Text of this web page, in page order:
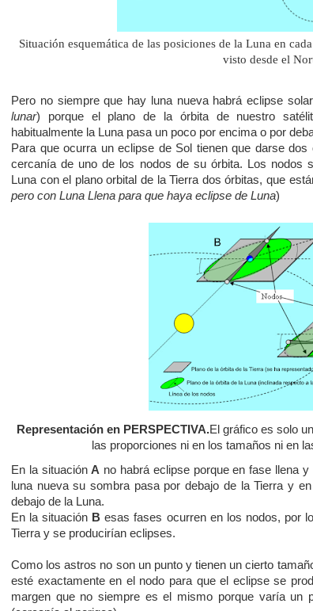
Situación esquemática de las posiciones de la Luna en
visto desde el
Pero no siempre que hay luna nueva habrá eclipse
lunar) porque el plano de la órbita de nuestro
habitualmente la Luna pasa un poco por encima o por
Para que ocurra un eclipse de Sol tienen que darse
cercanía de uno de los nodos de su órbita. Los nodos
Luna con el plano orbital de la Tierra dos órbitas, que
pero con Luna Llena para que haya eclipse de Luna)
Representación en PERSPECTIVA.El gráfico es solo
las proporciones ni en los tamaños ni en
En la situaciónA no habrá eclipse porque en fase llena y
luna nueva su sombra pasa por debajo de la Tierra y en
debajo de la Luna.
En la situación B esas fases ocurren en los nodos, por
Tierra y se producirían eclipses.
Como los astros no son un punto y tienen un cierto
esté exactamente en el nodo para que el eclipse se
margen que no siempre es el mismo porque varía un